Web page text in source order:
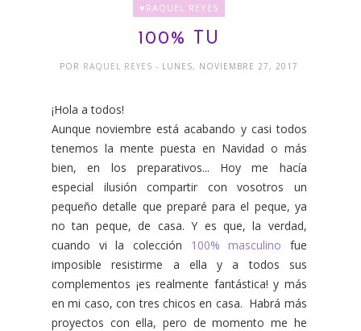
♥RAQUEL REYES
100% TU
POR RAQUEL REYES- LUNES, NOVIEMBRE 27, 2017
¡Hola a todos!
Aunque noviembre está acabando y casi todos
tenemos la mente puesta en Navidad o más
bien, en los preparativos... Hoy me hacía
especial ilusión compartir con vosotros un
pequeño detalle que preparé para el peque, ya
no tan peque, de casa. Y es que, la verdad,
cuando vi la colección 100% masculino fue
imposible resistirme a ella y a todos sus
complementos ¡es realmente fantástica! y más
en mi caso, con tres chicos en casa. Habrá más
proyectos con ella, pero de momento me he